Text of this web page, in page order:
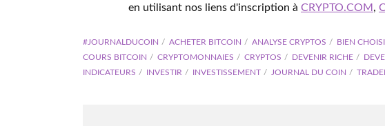
en utilisant nos liens d'inscription à CRYPTO.COM ,
#JOURNALDUCOIN ACHETER BITCOIN ANALYSE CRYPTOS BIEN
COURS BITCOIN
CRYPTOMONNAIES CRYPTOS DEVENIR RICHE
INDICATEURS
INVESTIR INVESTISSEMENT JOURNAL DU COIN